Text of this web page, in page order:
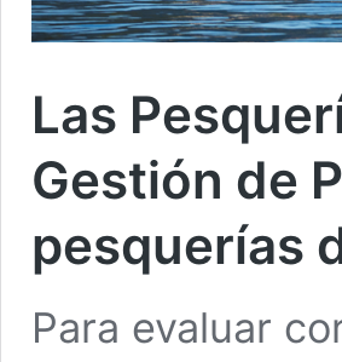
Las
Gestión de
pesquerías
Para evaluar